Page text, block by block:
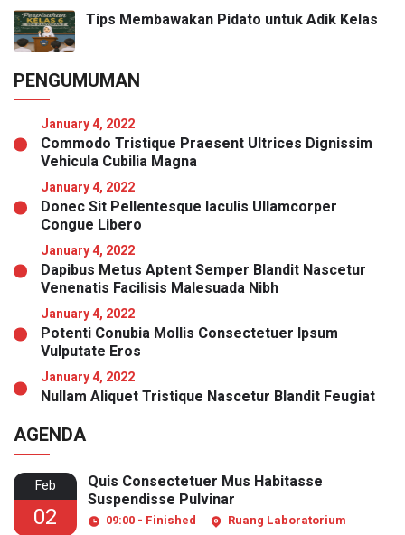
Tips Membawakan Pidato untuk Adik Kelas
PENGUMUMAN
January 4, 2022
Commodo Tristique Praesent Ultrices Dignissim
Vehicula Cubilia Magna
January 4, 2022
Donec Sit Pellentesque Iaculis Ullamcorper
Congue Libero
January 4, 2022
Dapibus Metus Aptent Semper Blandit Nascetur
Venenatis Facilisis Malesuada Nibh
January 4, 2022
Potenti Conubia Mollis Consectetuer Ipsum
Vulputate Eros
January 4, 2022
Nullam Aliquet Tristique Nascetur Blandit Feugiat
AGENDA
Feb
02
Quis Consectetuer Mus Habitasse
Suspendisse Pulvinar
09:00 - Finished Ruang Laboratorium